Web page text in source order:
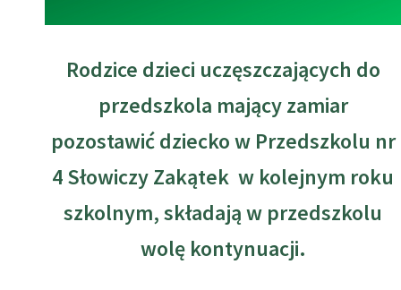
Rodzice dzieci uczęszczających do
przedszkola mający zamiar
pozostawić dziecko w Przedszkolu nr
4 Słowiczy Zakątek w kolejnym roku
szkolnym, składają w przedszkolu
wolę kontynuacji.